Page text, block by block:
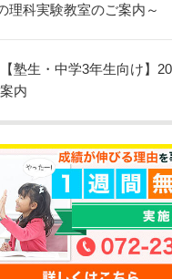
理科実験教室のご案内～
【塾生・中学3年生向け】
内